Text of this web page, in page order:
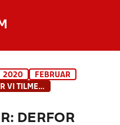
OG NYHEDER
2020
FEBRUAR
FODBOLDKLUBBER: DERFOR HAR VI TILMELDT OS DBU'S EFODBOLD-TURNERING
DERFOR